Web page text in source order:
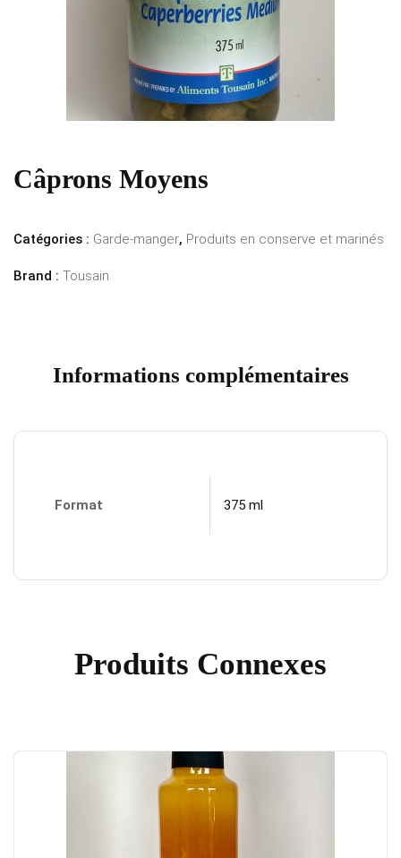
Câprons Moyens
Catégories : Garde-manger, Produits en conserve et marinés
Brand : Tousain
Informations complémentaires
Format 375 ml
Produits Connexes